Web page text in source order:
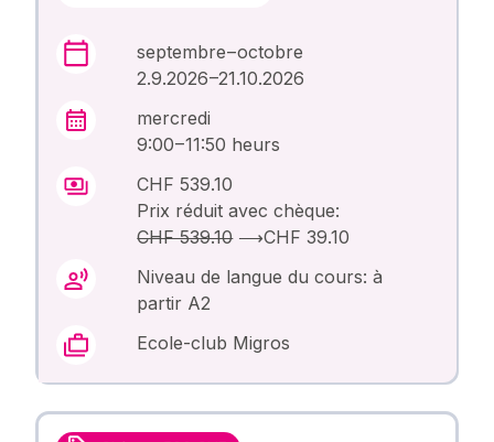
septembre – octobre
2.9.2026 –21.10.2026
mercredi
9:00 – 11:50 heurs
CHF 539.10
Prix réduit avec chèque:
CHF 539.10⟶CHF 39.10
Niveau de langue du cours: à
partir A2
Ecole-club Migros